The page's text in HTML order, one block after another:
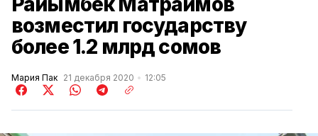
возместил государству
более 1.2 млрд сомов
Мария Пак 21 декабря 2020 12:05